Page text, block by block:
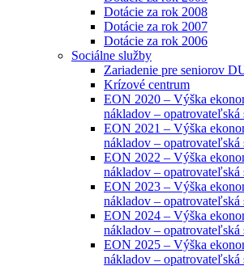
Dotácie za rok 2008
Dotácie za rok 2007
Dotácie za rok 2006
Sociálne služby
Zariadenie pre seniorov
Krízové centrum
EON 2020 – Výška
nákladov – opatrovateľská
EON 2021 – Výška
nákladov – opatrovateľská
EON 2022 – Výška
nákladov – opatrovateľská
EON 2023 – Výška
nákladov – opatrovateľská
EON 2024 – Výška
nákladov – opatrovateľská
EON 2025 – Výška
nákladov – opatrovateľská